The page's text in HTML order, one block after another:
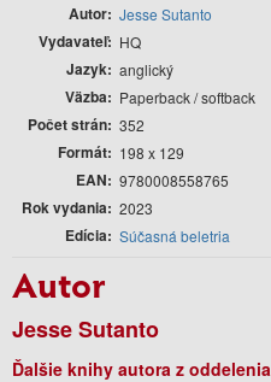
Autor Jesse Sutanto
Vydavateľ HQ
Jazyk anglický
Väzba Paperback / softback
Počet strán 352
Formát 198 x 129
EAN 9780008558765
Rok vydania 2023
Edícia Súčasná beletria
Autor
Jesse Sutanto
Ďalšie knihy autora z oddelenia